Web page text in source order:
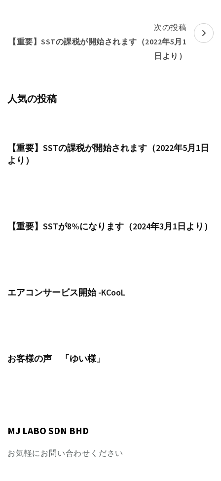
稿
ー
ン
次の投稿
【重要】SSTの課税が開始されます（2022年5月1
日より）
人気の投稿
【重要】SSTの課税が開始されます（2022年5月1日
より）
【重要】SSTが8%になります（2024年3月1日より）
エアコンサービス開始 -KCooL
お客様の声 「ゆい様」
MJ LABO SDN BHD
お気軽にお問い合わせください